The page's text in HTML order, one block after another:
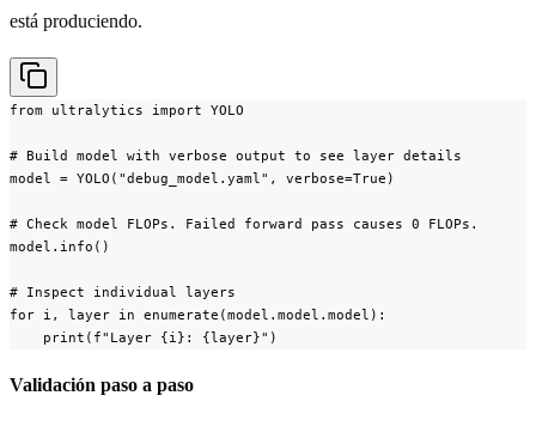
está produciendo.
from ultralytics import YOLO
# Build model with verbose output to see layer details
model = YOLO("debug_model.yaml", verbose=True)
# Check model FLOPs. Failed forward pass causes 0 FLOPs.
model.info()
# Inspect individual layers
for i, layer in enumerate(model.model.model):
    print(f"Layer {i}: {layer}")
Validación paso a paso